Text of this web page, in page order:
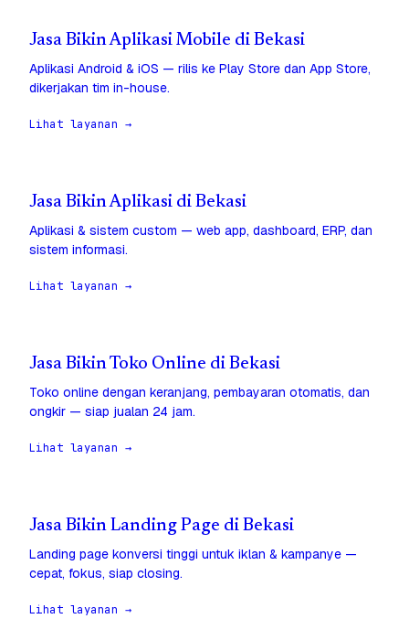
Jasa Bikin Aplikasi Mobile di Bekasi
Aplikasi Android & iOS — rilis ke Play Store dan App Store,
dikerjakan tim in-house.
Lihat layanan →
Jasa Bikin Aplikasi di Bekasi
Aplikasi & sistem custom — web app, dashboard, ERP, dan
sistem informasi.
Lihat layanan →
Jasa Bikin Toko Online di Bekasi
Toko online dengan keranjang, pembayaran otomatis, dan
ongkir — siap jualan 24 jam.
Lihat layanan →
Jasa Bikin Landing Page di Bekasi
Landing page konversi tinggi untuk iklan & kampanye —
cepat, fokus, siap closing.
Lihat layanan →